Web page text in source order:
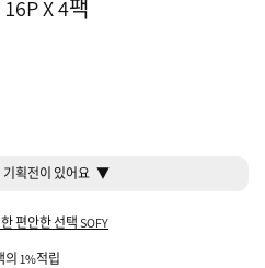
X 4팩
획전이 있어요 ▼
편안한 선택 SOFY
의 1%적립